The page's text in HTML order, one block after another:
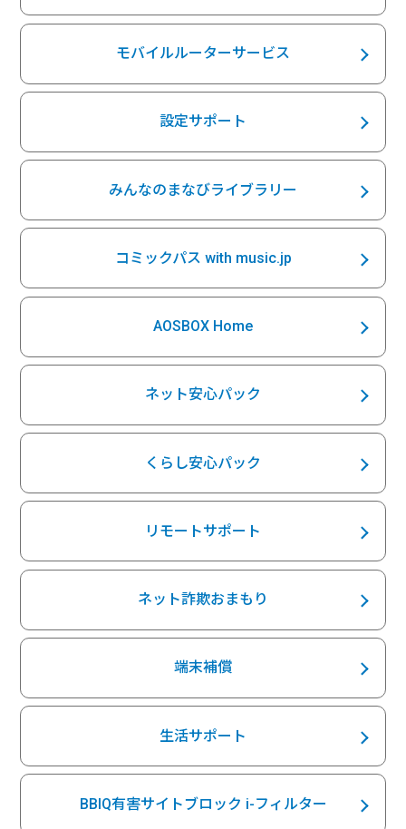
モバイルルーターサービス
設定サポート
みんなのまなびライブラリー
コミックパス with music.jp
AOSBOX Home
ネット安心パック
くらし安心パック
リモートサポート
ネット詐欺おまもり
端末補償
生活サポート
BBIQ有害サイトブロック i-フィルター